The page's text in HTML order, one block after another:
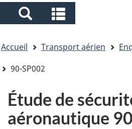
Search
and
menus
and
menus
êtes
ici
Accueil Transport aérien
90-SP002
Étude de
aéronautique